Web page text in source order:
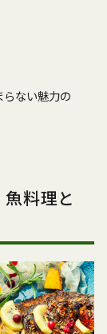
ない魅力の
料理と